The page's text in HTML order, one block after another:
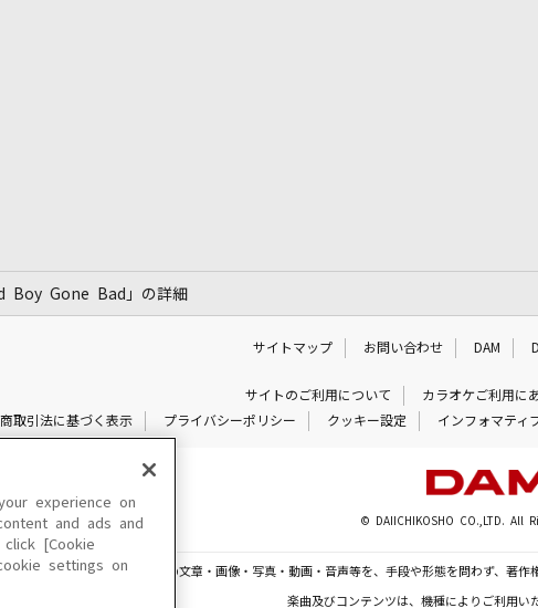
Boy Gone Bad」の詳細
サイトマップ お問い合わせ DAM
サイトのご利用について カラオケご利用に
取引法に基づく表示
プライバシーポリシー クッキー設定 インフォマティ
© DAIICHIKOSHO CO.,LTD. All
のサイトに掲載されている一切の文章・画像・写真・動画・音声等を、手段や形態を問わず、著
楽曲及びコンテンツは、機種によりご利用い
experience on
and ads and
[Cookie
settings on